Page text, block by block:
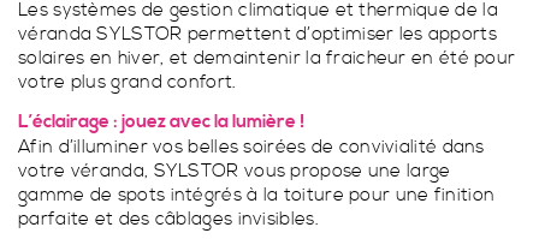
VÉRANDA TRADITIONNELLES
PERGOLA CONTEMPORAINE
PORTAILS SUR MESURE
STORES EXTÉRIEURS
FERMETURES
Les systèmes de gestion climatique et thermique de la
véranda SYLSTOR permettent d’optimiser les apports
solaires en hiver, et demaintenir la fraicheur en été pour
votre plus grand confort.
L’éclairage : jouez avec la lumière !
Afin d’illuminer vos belles soirées de convivialité dans
votre véranda, SYLSTOR vous propose une large
gamme de spots intégrés à la toiture pour une finition
parfaite et des câblages invisibles.